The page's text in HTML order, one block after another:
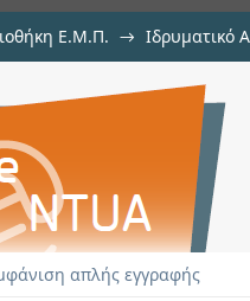
Ε.Μ.Π. → Ιδρυματικό
απλής εγγραφής